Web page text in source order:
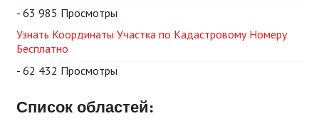
- 63 985 Просмотры
Узнать Координаты Участка по Кадастровому Номеру
Бесплатно
- 62 432 Просмотры
Список областей: